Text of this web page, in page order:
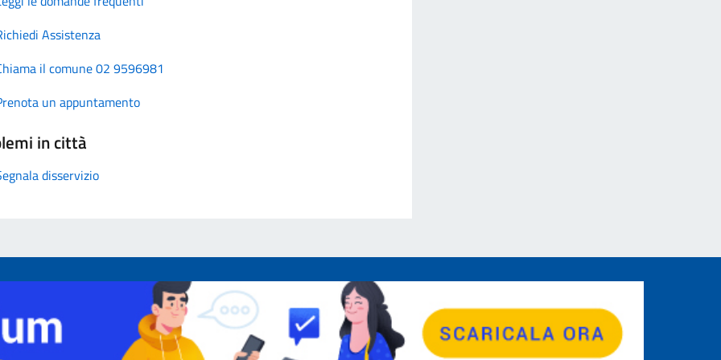
Assistenza
il comune 02 9596981
un appuntamento
in città
disservizio